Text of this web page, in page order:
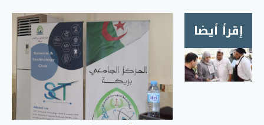
إقرأ أيضا
ميدانية
لمطعم
الإقامة
الجامعية